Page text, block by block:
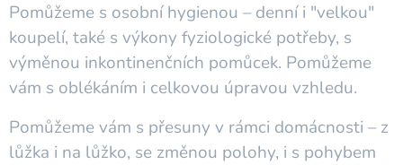
Pomůžeme s osobní hygienou – denní i "velkou"
koupelí, také s výkony fyziologické potřeby, s
výměnou inkontinenčních pomůcek. Pomůžeme
vám s oblékáním i celkovou úpravou vzhledu.
Pomůžeme vám s přesuny v rámci domácnosti – z
lůžka i na lůžko, se změnou polohy, i s pohybem